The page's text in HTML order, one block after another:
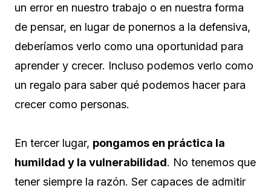
un error en nuestro trabajo o en nuestra forma
de pensar, en lugar de ponernos a la defensiva,
deberíamos verlo como una oportunidad para
aprender y crecer. Incluso podemos verlo como
un regalo para saber qué podemos hacer para
crecer como personas.
En tercer lugar, pongamos en práctica la
humildad y la vulnerabilidad. No tenemos que
tener siempre la razón. Ser capaces de admitir